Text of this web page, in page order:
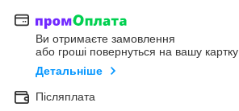
Ви отримаєте замовлення
або гроші повернуться на вашу картку
Детальніше
Післяплата